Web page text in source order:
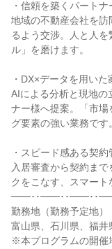
・信頼を築くパート
地域の不動産会社を訪
るよう交渉。人と人
ル」を磨けます。
・DX×データを用いた
AIによる分析と現地の
ナー様へ提案。「市
グ要素の強い業務です。
・スピード感ある契約
入居審査から契約ま
クをこなす、スマート
━━･･━━･･━━･･
勤務地（勤務予定地）
富山県、石川県、福井
※本プログラムの開催